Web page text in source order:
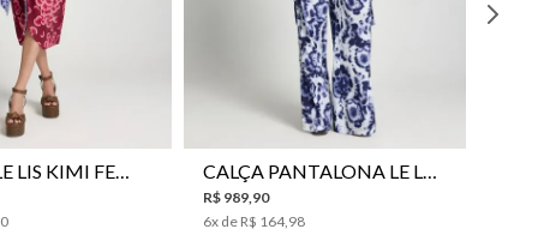
VESTIDO LE LIS KIMI FEMININO CALÇA PANTALONA LE LIS JESSICA FEMININA
R$ 989,90
6x de R$ 164,98